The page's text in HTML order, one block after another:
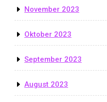
November 2023
Oktober 2023
September 2023
August 2023